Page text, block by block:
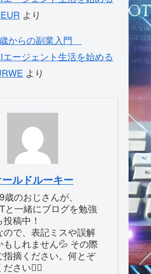
より
からの副業入門
ージェント生活を始める
より
ルドルーキー
のおじさんが、
と一緒にブログを勉強
稿中！
ので、表記ミスや誤解
もしれません💦 その際
指摘ください。何とぞ
さい🙇‍♂️